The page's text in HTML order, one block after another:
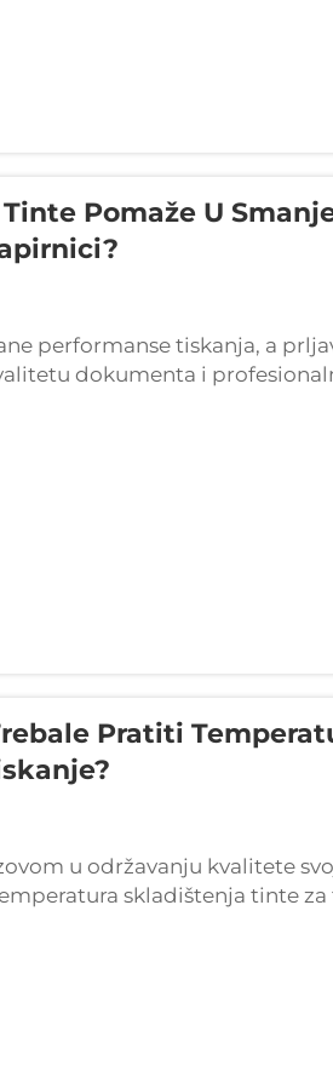
Pomaže U
performanse tiskanja, a
dokumenta i
specifikacije,
Pratiti
u održavanju kvalitete
skladištenja tinte za
utječe na njihovu